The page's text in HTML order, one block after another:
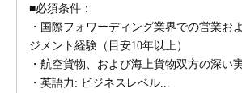
■必須条件：
・国際フォワーディング業界での営業お
ジメント経験（目安10年以上）
・航空貨物、および海上貨物双方の深い
・英語力: ビジネスレベル...